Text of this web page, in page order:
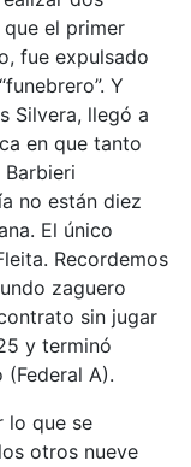
el primer
fue expulsado
Y
Silvera, llegó a
en que tanto
no están diez
El único
Recordemos
zaguero
sin jugar
y terminó
A).
lo que se
otros nueve